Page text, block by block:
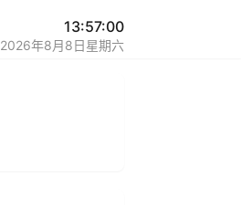
13:57:00
2026年8月8日星期六